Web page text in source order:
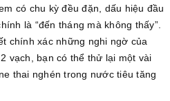
có chu kỳ đều đặn, dấu hiệu đầu
là “đến tháng mà không thấy”.
chính xác những nghi ngờ của
vạch, bạn có thể thử lại một vài
thai nghén trong nước tiêu tăng